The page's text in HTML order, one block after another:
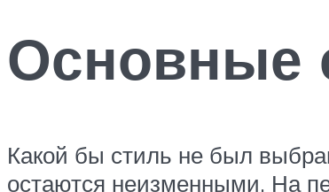
Основные
Какой бы стиль не был
остаются неизменными. На